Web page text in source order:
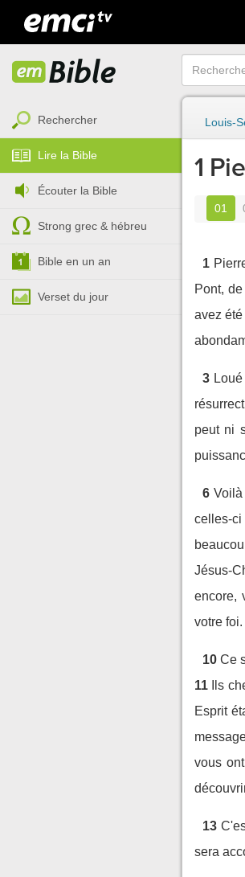
Rechercher
Lire la Bible
Écouter la Bible
Strong grec & hébreu
Bible en un an
Verset du jour
Louis-
1
01
1
Pont,
avez
3
peut ni
6
celles-
Jésus-
encore,
votre foi.
10 Ce
11
Ils
Esprit
vous
13
sera